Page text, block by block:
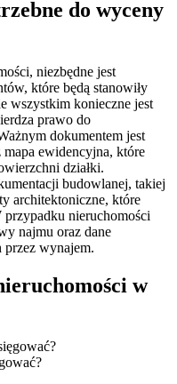
do wyceny
niezbędne jest
które będą stanowiły
wszystkim konieczne jest
prawo do
dokumentem jest
ewidencyjna, które
działki.
budowlanej, takiej
architektoniczne, które
nieruchomości
najmu oraz dane
przez wynajem.
w